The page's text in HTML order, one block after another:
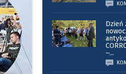
Dzień
–...